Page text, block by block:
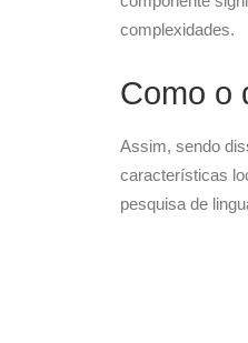
complexidades.
Como o
Assim, sendo
características
pesquisa de